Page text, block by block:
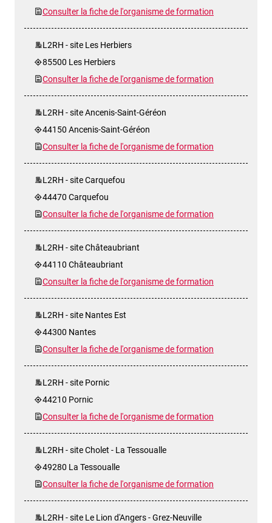
Consulter la fiche de l'organisme de formation
L2RH - site Les Herbiers
85500 Les Herbiers
Consulter la fiche de l'organisme de formation
L2RH - site Ancenis-Saint-Géréon
44150 Ancenis-Saint-Géréon
Consulter la fiche de l'organisme de formation
L2RH - site Carquefou
44470 Carquefou
Consulter la fiche de l'organisme de formation
L2RH - site Châteaubriant
44110 Châteaubriant
Consulter la fiche de l'organisme de formation
L2RH - site Nantes Est
44300 Nantes
Consulter la fiche de l'organisme de formation
L2RH - site Pornic
44210 Pornic
Consulter la fiche de l'organisme de formation
L2RH - site Cholet - La Tessoualle
49280 La Tessoualle
Consulter la fiche de l'organisme de formation
L2RH - site Le Lion d'Angers - Grez-Neuville